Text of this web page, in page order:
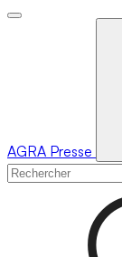
AGRA Presse